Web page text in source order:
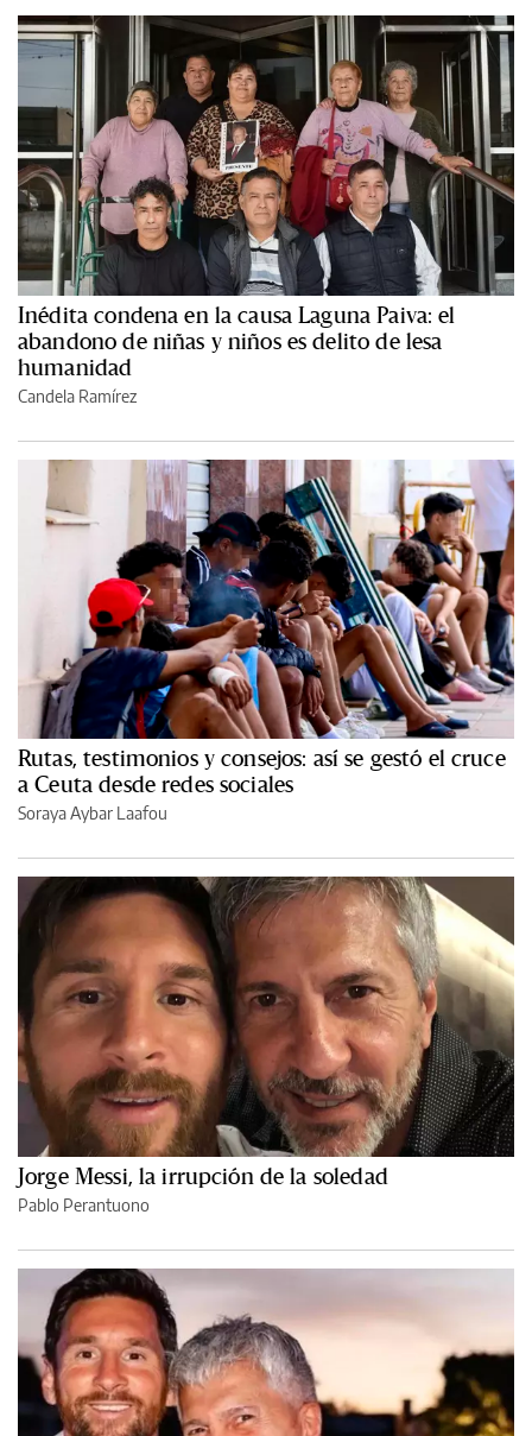
Inédita condena en la causa Laguna Paiva: el
abandono de niñas y niños es delito de lesa
humanidad
Candela Ramírez
Rutas, testimonios y consejos: así se gestó el cruce
a Ceuta desde redes sociales
Soraya Aybar Laafou
Jorge Messi, la irrupción de la soledad
Pablo Perantuono